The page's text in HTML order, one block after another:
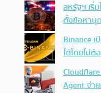
สหรัฐฯ เริ่
ตั้งข้อหาบุ
Binance เ
ได้โดยไม่
Agent จ่า